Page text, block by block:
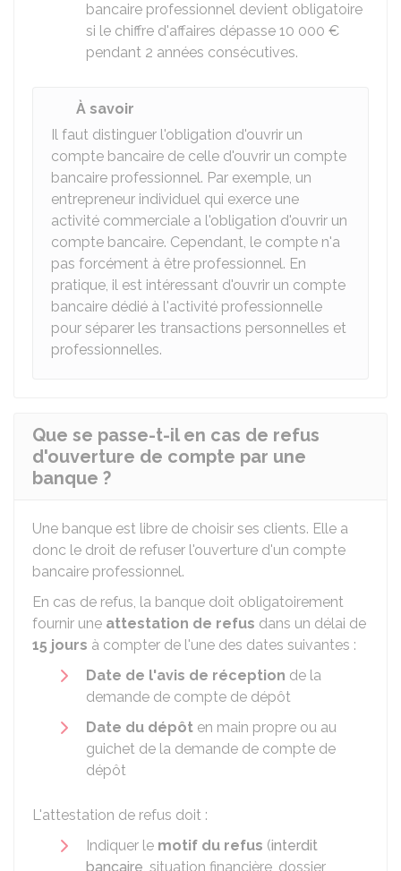
bancaire professionnel devient obligatoire
si le chiffre d'affaires dépasse 10 000 €
pendant 2 années consécutives.
À savoir
Il faut distinguer l'obligation d'ouvrir un
compte bancaire de celle d'ouvrir un compte
bancaire professionnel. Par exemple, un
entrepreneur individuel qui exerce une
activité commerciale a l'obligation d'ouvrir un
compte bancaire. Cependant, le compte n'a
pas forcément à être professionnel. En
pratique, il est intéressant d'ouvrir un compte
bancaire dédié à l'activité professionnelle
pour séparer les transactions personnelles et
professionnelles.
Que se passe-t-il en cas de refus
d'ouverture de compte par une
banque ?
Une banque est libre de choisir ses clients. Elle a
donc le droit de refuser l'ouverture d'un compte
bancaire professionnel.
En cas de refus, la banque doit obligatoirement
fournir une attestation de refus dans un délai de
15 jours à compter de l'une des dates suivantes :
Date de l'avis de réception de la
demande de compte de dépôt
Date du dépôt en main propre ou au
guichet de la demande de compte de
dépôt
L'attestation de refus doit :
Indiquer le motif du refus (interdit
bancaire, situation financière, dossier